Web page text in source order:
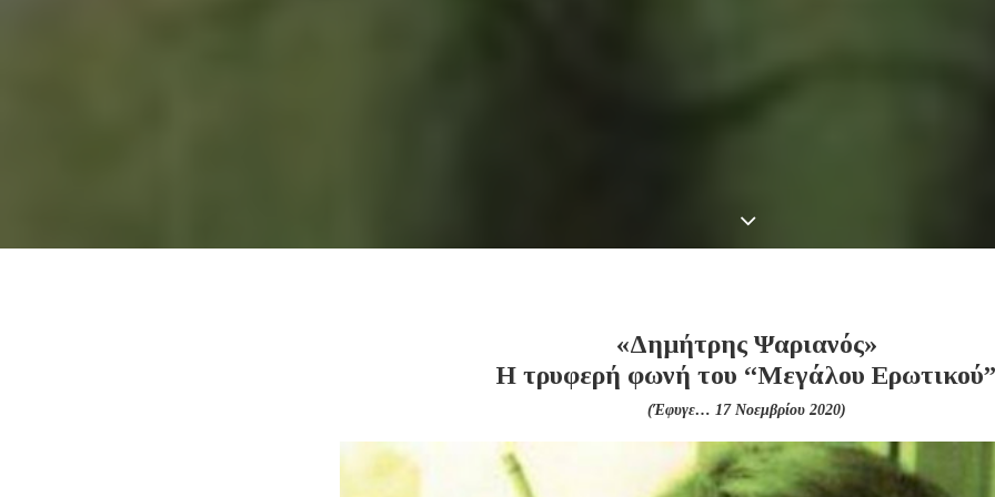
«Δημήτρης Ψαριανός»
Η τρυφερή φωνή του “Μεγάλου Ερωτικού”
(Έφυγε… 17 Νοεμβρίου 2020)